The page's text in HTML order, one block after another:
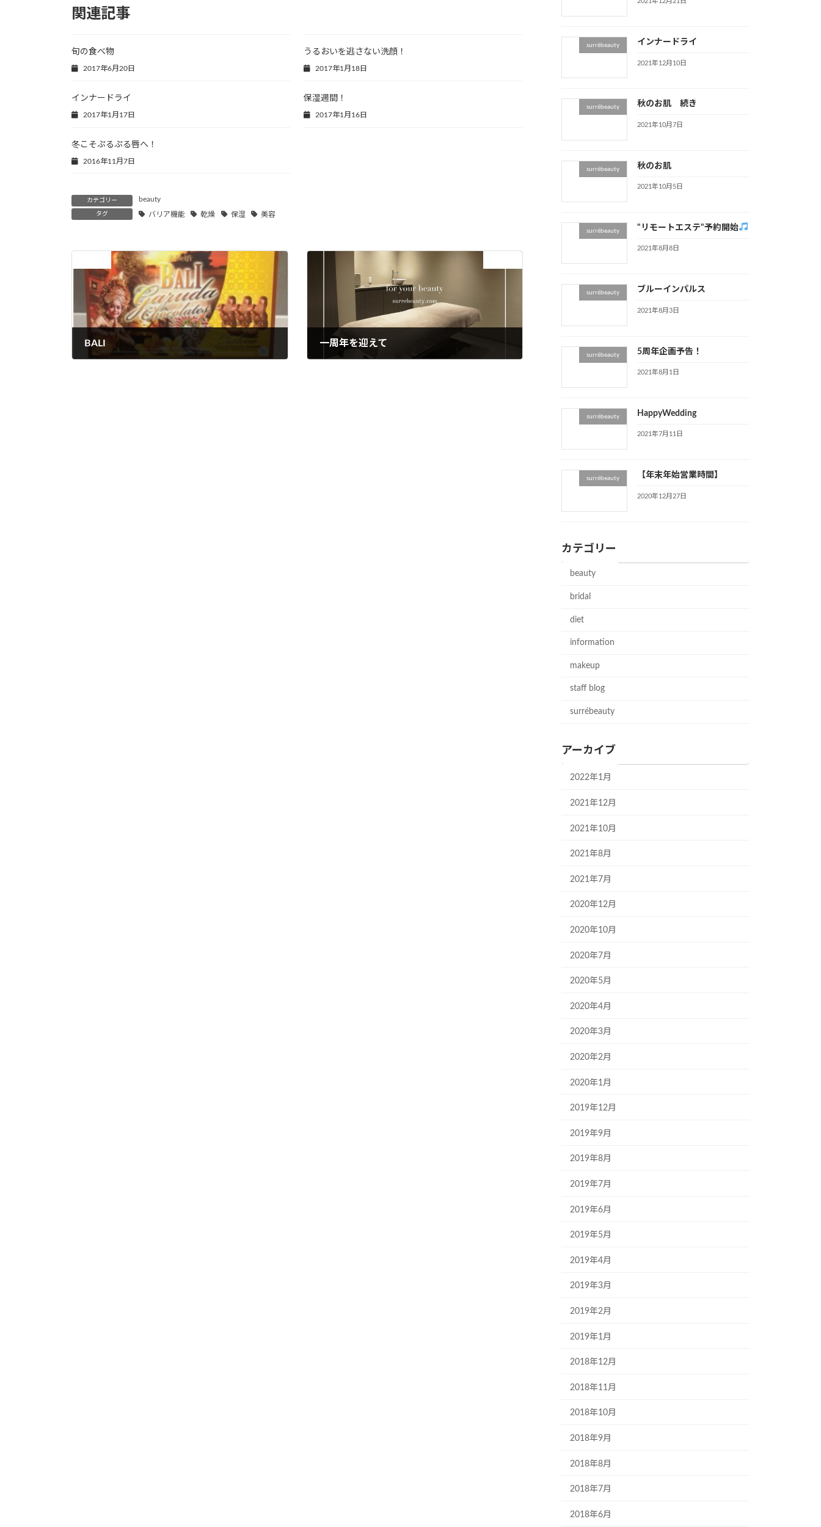
関連記事
旬の食べ物
2017年6月20日
うるおいを逃さない洗顔！
2017年1月18日
インナードライ
2017年1月17日
保湿週間！
2017年1月16日
冬こそぷるぷる唇へ！
2016年11月7日
カテゴリー beauty
タグ バリア機能 乾燥 保湿 美容
BALI 一周年を迎えて
surrébeauty インナードライ
2021年12月10日
surrébeauty 秋のお肌 続き
2021年10月7日
surrébeauty 秋のお肌
2021年10月5日
surrébeauty "リモートエステ"予約開始
2021年8月8日
surrébeauty ブルーインパルス
2021年8月3日
surrébeauty 5周年企画予告！
2021年8月1日
surrébeauty HappyWedding
2021年7月11日
surrébeauty 【年末年始営業時間】
2020年12月27日
カテゴリー
beauty
bridal
diet
information
makeup
staff blog
surrébeauty
アーカイブ
2022年1月
2021年12月
2021年10月
2021年8月
2021年7月
2020年12月
2020年10月
2020年7月
2020年5月
2020年4月
2020年3月
2020年2月
2020年1月
2019年12月
2019年9月
2019年8月
2019年7月
2019年6月
2019年5月
2019年4月
2019年3月
2019年2月
2019年1月
2018年12月
2018年11月
2018年10月
2018年9月
2018年8月
2018年7月
2018年6月